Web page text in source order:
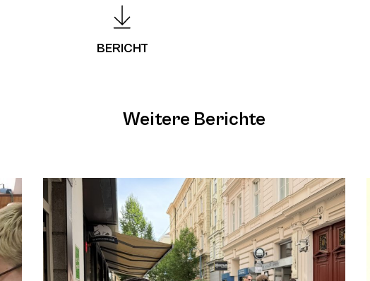
BERICHT
Weitere Berichte